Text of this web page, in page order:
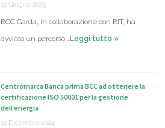
19 Giugno 2025
BCC Garda, in collaborazione con BIT, ha
avviato un percorso …Leggi tutto »
Centromarca Banca prima BCC ad ottenere la
certificazione ISO 50001 per la gestione
dell’energia
19 Dicembre 2024